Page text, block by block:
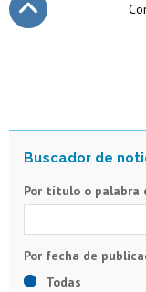
Por título o palabra
Todas